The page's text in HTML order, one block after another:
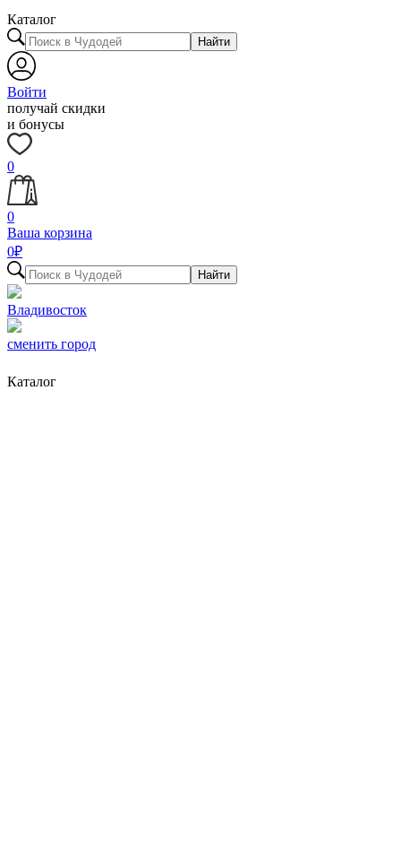
Каталог
Найти
Войти
получай скидки
и бонусы
0
0
Ваша корзина
0₽
Найти
Владивосток
сменить город
Каталог